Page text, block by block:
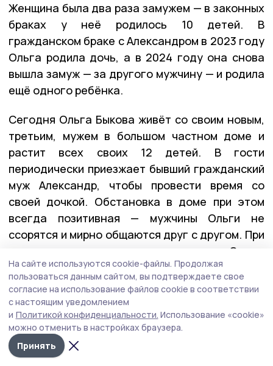
Женщина была два раза замужем — в законных
браках у неё родилось 10 детей. В
гражданском браке с Александром в 2023 году
Ольга родила дочь, а в 2024 году она снова
вышла замуж — за другого мужчину — и родила
ещё одного ребёнка.
Сегодня Ольга Быкова живёт со своим новым,
третьим, мужем в большом частном доме и
растит всех своих 12 детей. В гости
периодически приезжает бывший гражданский
муж Александр, чтобы провести время со
своей дочкой. Обстановка в доме при этом
всегда позитивная — мужчины Ольги не
ссорятся и мирно общаются друг с другом. При
этом, как рассказывают односельчане Ольги,
ради будущего со своей избранницей оба
когда-то оставили свои семьи. И без того
необычные отношения в этой большой семье
Ольга подогревает кричащими заголовками
для своих видеороликов.
На сайте используются cookie-файлы. Продолжая
пользоваться данным сайтом, вы подтверждаете свое
согласие на использование файлов cookie в соответствии
с настоящим уведомлением
и Политикой конфиденциальности. Использование «cookie»
можно отменить в настройках браузера.
Принять